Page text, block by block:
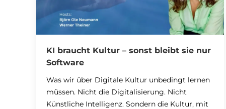
KI braucht Kultur – sonst bleibt sie nur
Software
Was wir über Digitale Kultur unbedingt lernen
müssen. Nicht die Digitalisierung. Nicht
Künstliche Intelligenz. Sondern die Kultur, mit